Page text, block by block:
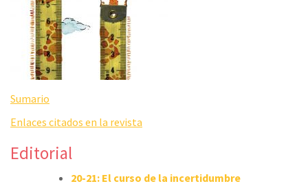
Sumario
Enlaces citados en la revista
Editorial
20-21: El curso de la incertidumbre